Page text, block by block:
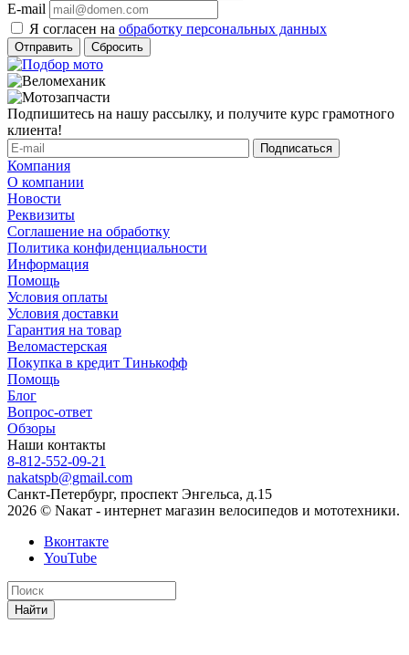
E-mail
Я согласен на обработку персональных данных
Сбросить
Подпишитесь на нашу рассылку, и получите курс грамотного
клиента!
Компания
О компании
Новости
Реквизиты
Соглашение на обработку
Политика конфиденциальности
Информация
Помощь
Условия оплаты
Условия доставки
Гарантия на товар
Веломастерская
Покупка в кредит Тинькофф
Помощь
Блог
Вопрос-ответ
Обзоры
Наши контакты
8-812-552-09-21
nakatspb@gmail.com
Санкт-Петербург, проспект Энгельса, д.15
2026 © Nакат - интернет магазин велосипедов и мототехники.
Вконтакте
YouTube
Найти